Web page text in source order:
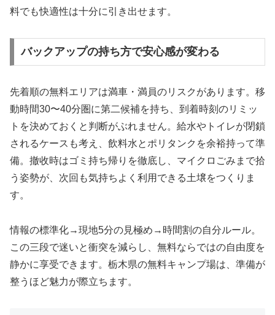
料でも快適性は十分に引き出せます。
バックアップの持ち方で安心感が変わる
先着順の無料エリアは満車・満員のリスクがあります。移
動時間30〜40分圏に第二候補を持ち、到着時刻のリミッ
トを決めておくと判断がぶれません。給水やトイレが閉鎖
されるケースも考え、飲料水とポリタンクを余裕持って準
備。撤收時はゴミ持ち帰りを徹底し、マイクロごみまで拾
う姿勢が、次回も気持ちよく利用できる土壌をつくりま
す。
情報の標準化→現地5分の見極め→時間割の自分ルール。
この三段で迷いと衝突を減らし、無料ならではの自由度を
静かに享受できます。栃木県の無料キャンプ場は、準備が
整うほど魅力が際立ちます。